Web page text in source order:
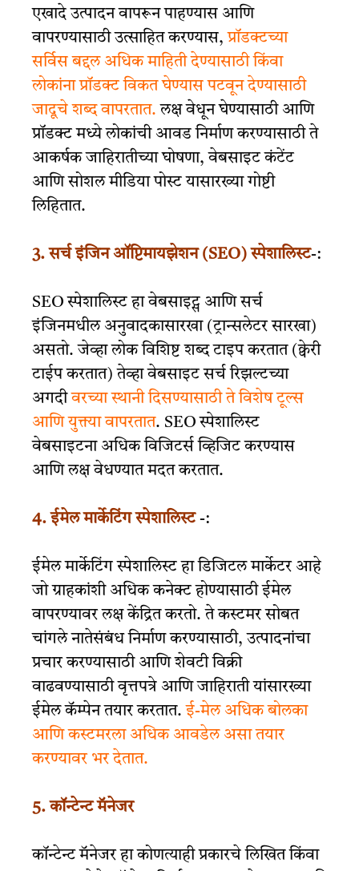
एखादे उत्पादन वापरून पाहण्यास आणि
वापरण्यासाठी उत्साहित करण्यास, प्रॉडक्टच्या
सर्विस बद्दल अधिक माहिती देण्यासाठी किंवा
लोकांना प्रॉडक्ट विकत घेण्यास पटवून देण्यासाठी
जादूचे शब्द वापरतात. लक्ष वेधून घेण्यासाठी आणि
प्रॉडक्ट मध्ये लोकांची आवड निर्माण करण्यासाठी ते
आकर्षक जाहिरातीच्या घोषणा, वेबसाइट कंटेंट
आणि सोशल मीडिया पोस्ट यासारख्या गोष्टी
लिहितात.
3. सर्च इंजिन ऑप्टिमायझेशन (SEO) स्पेशालिस्ट-:
SEO स्पेशालिस्ट हा वेबसाइट्स आणि सर्च
इंजिनमधील अनुवादकासारखा (ट्रान्सलेटर सारखा)
असतो. जेव्हा लोक विशिष्ट शब्द टाइप करतात (क्वेरी
टाईप करतात) तेव्हा वेबसाइट सर्च रिझल्टच्या
अगदी वरच्या स्थानी दिसण्यासाठी ते विशेष टूल्स
आणि युक्त्या वापरतात. SEO स्पेशालिस्ट
वेबसाइटना अधिक विजिटर्स व्हिजिट करण्यास
आणि लक्ष वेधण्यात मदत करतात.
4. ईमेल मार्केटिंग स्पेशालिस्ट-:
ईमेल मार्केटिंग स्पेशालिस्ट हा डिजिटल मार्केटर आहे
जो ग्राहकांशी अधिक कनेक्ट होण्यासाठी ईमेल
वापरण्यावर लक्ष केंद्रित करतो. ते कस्टमर सोबत
चांगले नातेसंबंध निर्माण करण्यासाठी, उत्पादनांचा
प्रचार करण्यासाठी आणि शेवटी विक्री
वाढवण्यासाठी वृत्तपत्रे आणि जाहिराती यांसारख्या
ईमेल कॅम्पेन तयार करतात. ई-मेल अधिक बोलका
आणि कस्टमरला अधिक आवडेल असा तयार
करण्यावर भर देतात.
5. कॉन्टेन्ट मॅनेजर
कॉन्टेन्ट मॅनेजर हा कोणत्याही प्रकारचे लिखित किंवा